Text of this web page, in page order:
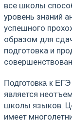
все школы
уровень знаний
успешного
образом для
подготовка и
Подготовка к
является
школы языков.
имеет